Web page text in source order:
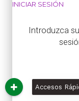
​INICIAR SESIÓN
Introduzca
Accesos